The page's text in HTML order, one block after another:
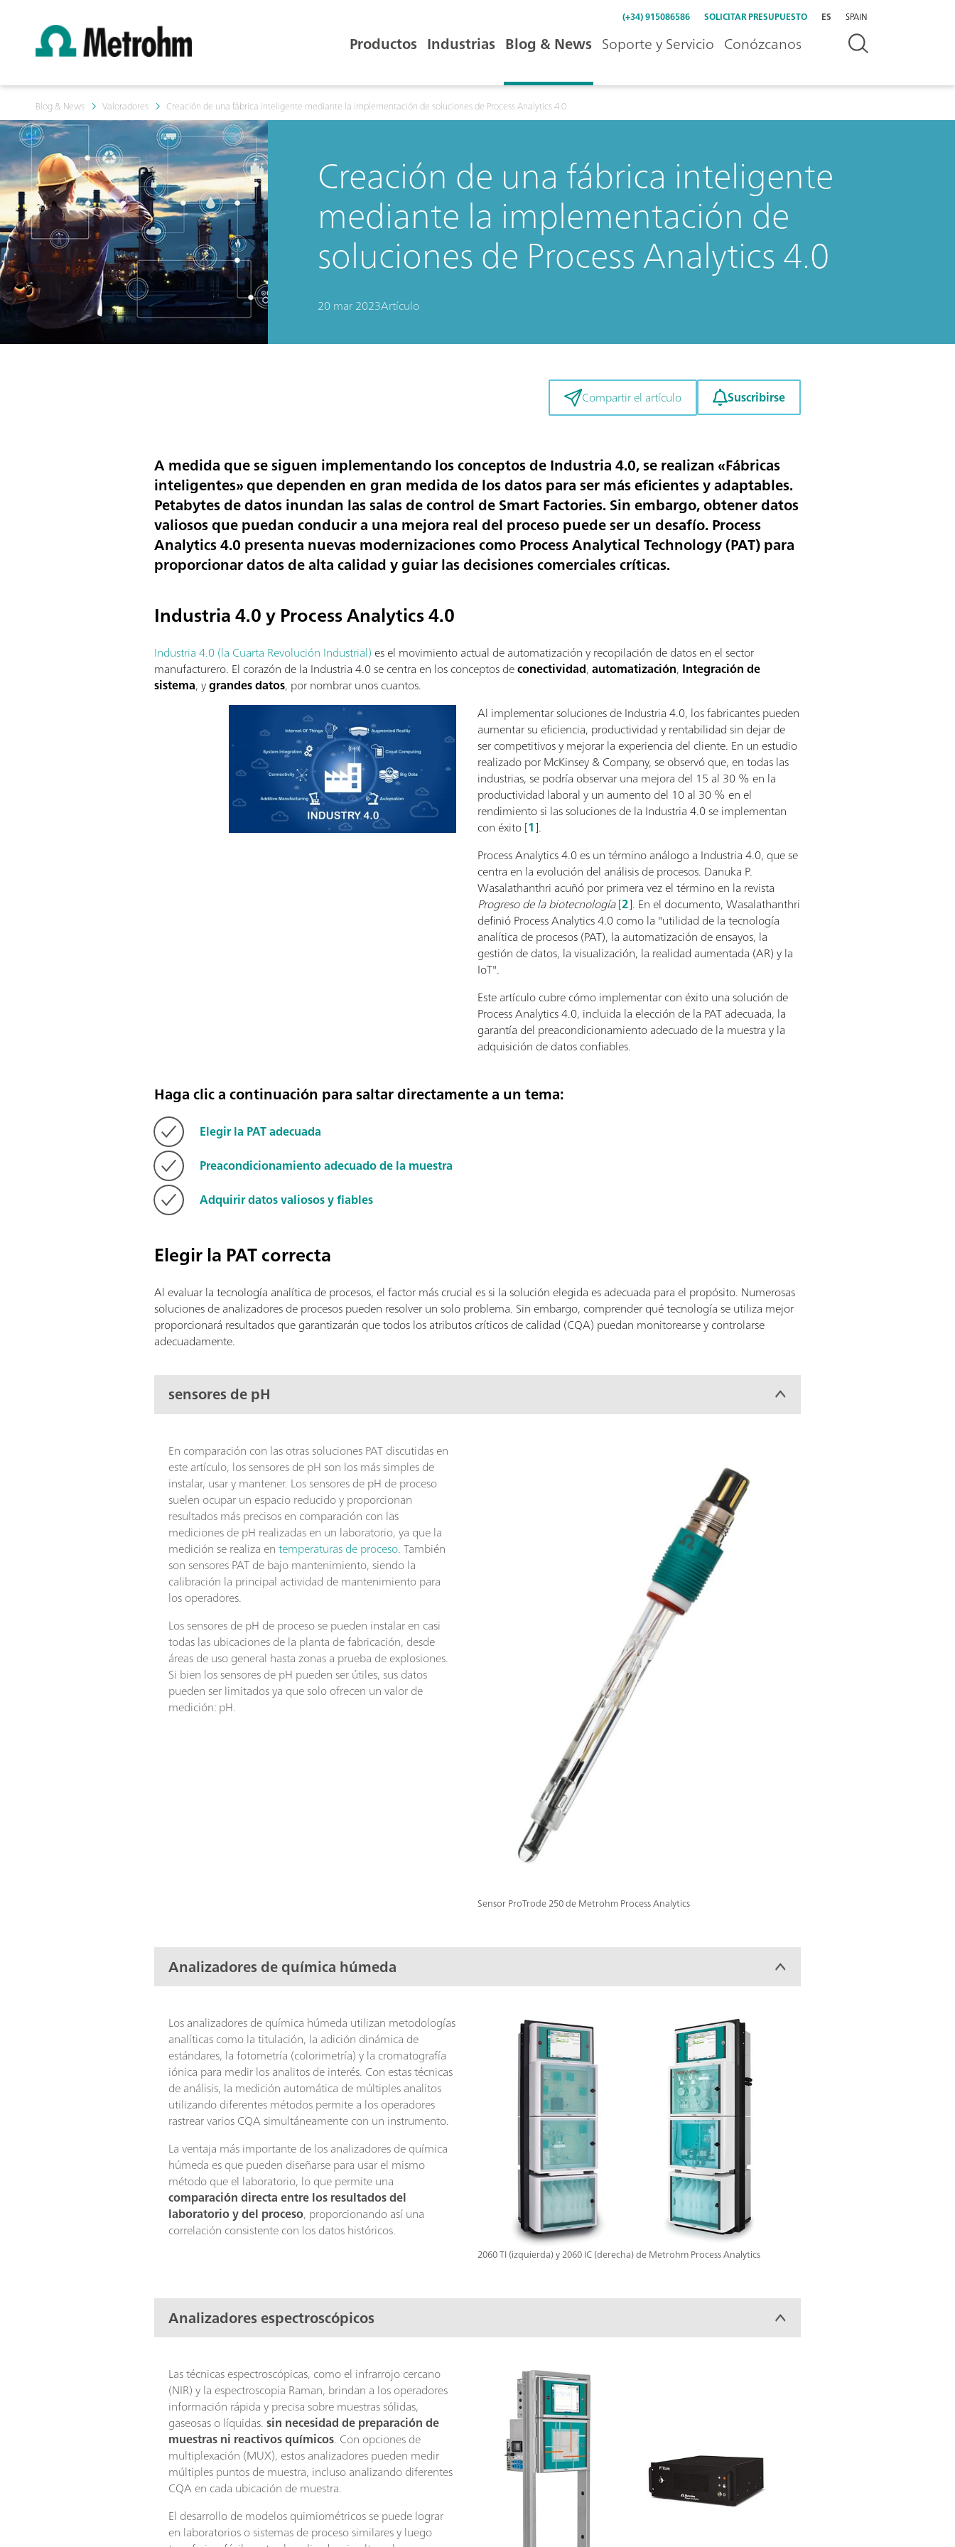
(+34) 915086586 SOLICITAR PRESUPUESTO ES SPAIN
Productos Industrias Blog & News Soporte y Servicio Conózcanos
Blog & News Valoradores Creación de una fábrica inteligente mediante la implementación de soluciones de Process Analytics 4.0
Creación de una fábrica inteligente
mediante la implementación de
soluciones de Process Analytics 4.0
20 mar 2023Artículo
Compartir el artículo Suscribirse
A medida que se siguen implementando los conceptos de Industria 4.0, se realizan «Fábricas
inteligentes» que dependen en gran medida de los datos para ser más eficientes y adaptables.
Petabytes de datos inundan las salas de control de Smart Factories. Sin embargo, obtener datos
valiosos que puedan conducir a una mejora real del proceso puede ser un desafío. Process
Analytics 4.0 presenta nuevas modernizaciones como Process Analytical Technology (PAT) para
proporcionar datos de alta calidad y guiar las decisiones comerciales críticas.
Industria 4.0 y Process Analytics 4.0
Industria 4.0 (la Cuarta Revolución Industrial) es el movimiento actual de automatización y recopilación de datos en el sector
manufacturero. El corazón de la Industria 4.0 se centra en los conceptos deconectividad,automatización, Integración de
sistema, ygrandes datos, por nombrar unos cuantos.
Al implementar soluciones de Industria 4.0, los fabricantes pueden
aumentar su eficiencia, productividad y rentabilidad sin dejar de
ser competitivos y mejorar la experiencia del cliente. En un estudio
realizado por McKinsey & Company, se observó que, en todas las
industrias, se podría observar una mejora del 15 al 30 % en la
productividad laboral y un aumento del 10 al 30 % en el
rendimiento si las soluciones de la Industria 4.0 se implementan
con éxito [1].
Process Analytics 4.0 es un término análogo a Industria 4.0, que se
centra en la evolución del análisis de procesos. Danuka P.
Wasalathanthri acuñó por primera vez el término en la revista
Progreso de la biotecnología[2]. En el documento, Wasalathanthri
definió Process Analytics 4.0 como la "utilidad de la tecnología
analítica de procesos (PAT), la automatización de ensayos, la
gestión de datos, la visualización, la realidad aumentada (AR) y la
IoT".
Este artículo cubre cómo implementar con éxito una solución de
Process Analytics 4.0, incluida la elección de la PAT adecuada, la
garantía del preacondicionamiento adecuado de la muestra y la
adquisición de datos confiables.
Haga clic a continuación para saltar directamente a un tema:
Elegir la PAT adecuada
Preacondicionamiento adecuado de la muestra
Adquirir datos valiosos y fiables
Elegir la PAT correcta
Al evaluar la tecnología analítica de procesos, el factor más crucial es si la solución elegida es adecuada para el propósito. Numerosas
soluciones de analizadores de procesos pueden resolver un solo problema. Sin embargo, comprender qué tecnología se utiliza mejor
proporcionará resultados que garantizarán que todos los atributos críticos de calidad (CQA) puedan monitorearse y controlarse
adecuadamente.
sensores de pH
Sensor ProTrode 250 de Metrohm Process Analytics
En comparación con las otras soluciones PAT discutidas en
este artículo, los sensores de pH son los más simples de
instalar, usar y mantener. Los sensores de pH de proceso
suelen ocupar un espacio reducido y proporcionan
resultados más precisos en comparación con las
mediciones de pH realizadas en un laboratorio, ya que la
medición se realiza entemperaturas de proceso. También
son sensores PAT de bajo mantenimiento, siendo la
calibración la principal actividad de mantenimiento para
los operadores.
Los sensores de pH de proceso se pueden instalar en casi
todas las ubicaciones de la planta de fabricación, desde
áreas de uso general hasta zonas a prueba de explosiones.
Si bien los sensores de pH pueden ser útiles, sus datos
pueden ser limitados ya que solo ofrecen un valor de
medición: pH.
Analizadores de química húmeda
2060 TI (izquierda) y 2060 IC (derecha) de Metrohm Process Analytics
Los analizadores de química húmeda utilizan metodologías
analíticas como la titulación, la adición dinámica de
estándares, la fotometría (colorimetría) y la cromatografía
iónica para medir los analitos de interés. Con estas técnicas
de análisis, la medición automática de múltiples analitos
utilizando diferentes métodos permite a los operadores
rastrear varios CQA simultáneamente con un instrumento.
La ventaja más importante de los analizadores de química
húmeda es que pueden diseñarse para usar el mismo
método que el laboratorio, lo que permite una
comparación directa entre los resultados del
laboratorio y del proceso, proporcionando así una
correlación consistente con los datos históricos.
Analizadores espectroscópicos
Las técnicas espectroscópicas, como el infrarrojo cercano
(NIR) y la espectroscopia Raman, brindan a los operadores
información rápida y precisa sobre muestras sólidas,
gaseosas o líquidas.sin necesidad de preparación de
muestras ni reactivos químicos. Con opciones de
multiplexación (MUX), estos analizadores pueden medir
múltiples puntos de muestra, incluso analizando diferentes
CQA en cada ubicación de muestra.
El desarrollo de modelos quimiométricos se puede lograr
en laboratorios o sistemas de proceso similares y luego